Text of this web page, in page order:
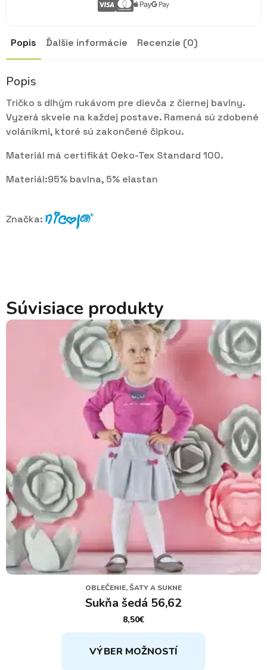
Popis Ďalšie informácie Recenzie (0)
Popis
Tričko s dlhým rukávom pre dievča z čiernej bavlny.
Vyzerá skvele na každej postave. Ramená sú zdobené
volánikmi, ktoré sú zakončené čipkou.
Materiál má certifikát Oeko-Tex Standard 100.
Materiál:95% bavlna, 5% elastan
Značka:
Súvisiace produkty
OBLEČENIE, ŠATY A SUKNE
Sukňa šedá 56,62
8,50€
VÝBER MOŽNOSTÍ
Tento
produkt
má